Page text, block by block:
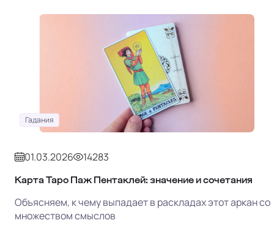
Гадания
01.03.2026 14283
Карта Таро Паж Пентаклей: значение и сочетания
Объясняем, к чему выпадает в раскладах этот аркан со
множеством смыслов